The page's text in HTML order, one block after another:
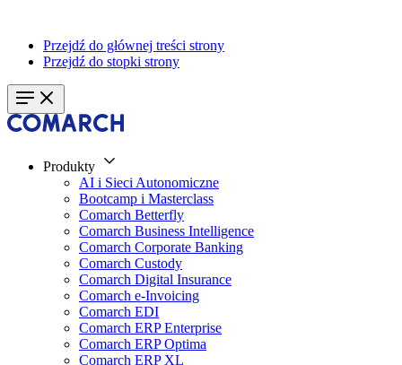
Przejdź do głównej treści strony
Przejdź do stopki strony
Produkty
AI i Sieci Autonomiczne
Bootcamp i Masterclass
Comarch Betterfly
Comarch Business Intelligence
Comarch Corporate Banking
Comarch Custody
Comarch Digital Insurance
Comarch e-Invoicing
Comarch EDI
Comarch ERP Enterprise
Comarch ERP Optima
Comarch ERP XL